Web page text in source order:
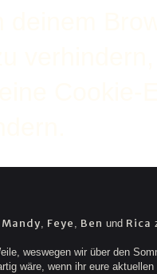
Mandy, Feye , Ben und Rica
weswegen wir über den
wäre, wenn ihr eure